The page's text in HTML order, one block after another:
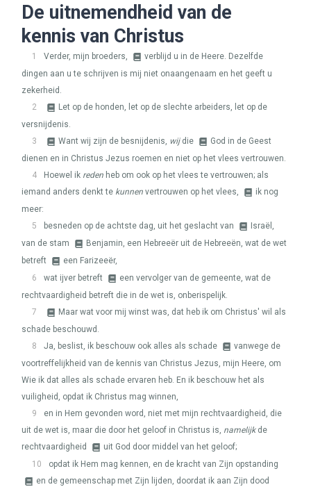
De uitnemendheid van de
kennis van Christus
1 Verder, mijn broeders,
verblijd u in de Heere. Dezelfde
dingen aan u te schrijven is mij niet onaangenaam en het geeft u
zekerheid.
2
Let op de honden, let op de slechte arbeiders, let op de
versnijdenis.
3
Want wij zijn de besnijdenis, wijdie
God in de Geest
dienen en in Christus Jezus roemen en niet op het vlees vertrouwen.
4
Hoewel ik reden heb om ook op het vlees te vertrouwen; als
iemand anders denkt te kunnen vertrouwen op het vlees,
ik nog
meer:
5
besneden op de achtste dag, uit het geslacht van
Israël,
van de stam
Benjamin, een Hebreeër uit de Hebreeën, wat de wet
betreft
een Farizeeër,
6
wat ijver betreft
een vervolger van de gemeente, wat de
rechtvaardigheid betreft die in de wet is, onberispelijk.
7
Maar wat voor mij winst was, dat heb ik om Christus' wil als
schade beschouwd.
8
Ja, beslist, ik beschouw ook alles als schade
vanwege de
voortreffelijkheid van de kennis van Christus Jezus, mijn Heere, om
Wie ik dat alles als schade ervaren heb. En ik beschouw het als
vuiligheid, opdat ik Christus mag winnen,
9
en in Hem gevonden word, niet met mijn rechtvaardigheid, die
uit de wet is, maar die door het geloof in Christus is, namelijkde
rechtvaardigheid
uit God door middel van het geloof;
10
opdat ik Hem mag kennen, en de kracht van Zijn opstanding
en de gemeenschap met Zijn lijden, doordat ik aan Zijn dood